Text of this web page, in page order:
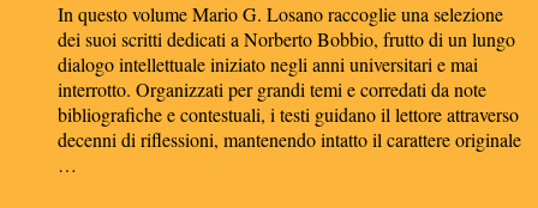
In questo volume Mario G. Losano raccoglie una selezione
dei suoi scritti dedicati a Norberto Bobbio, frutto di un lungo
dialogo intellettuale iniziato negli anni universitari e mai
interrotto. Organizzati per grandi temi e corredati da note
bibliografiche e contestuali, i testi guidano il lettore attraverso
decenni di riflessioni, mantenendo intatto il carattere originale
…